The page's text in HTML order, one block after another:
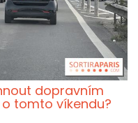
dopravním
tomto víkendu?